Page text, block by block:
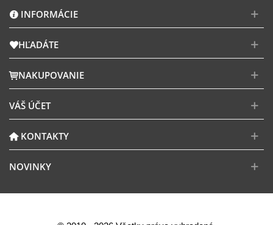
INFORMÁCIE
HĽADÁTE
NAKUPOVANIE
VÁŠ ÚČET
KONTAKTY
NOVINKY